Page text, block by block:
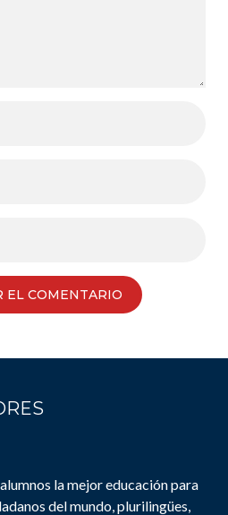
la mejor educación para
del mundo, plurilingües,